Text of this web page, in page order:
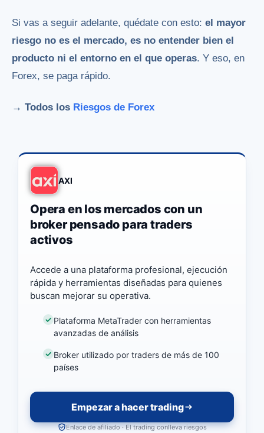
Si vas a seguir adelante, quédate con esto: el mayor
riesgo no es el mercado, es no entender bien el
producto ni el entorno en el que operas. Y eso, en
Forex, se paga rápido.
→ Todos los Riesgos de Forex
AXI
Opera en los mercados con un
broker pensado para traders
activos
Accede a una plataforma profesional, ejecución
rápida y herramientas diseñadas para quienes
buscan mejorar su operativa.
Plataforma MetaTrader con herramientas
avanzadas de análisis
Broker utilizado por traders de más de 100
países
Empezar a hacer trading
Enlace de afiliado · El trading conlleva riesgos